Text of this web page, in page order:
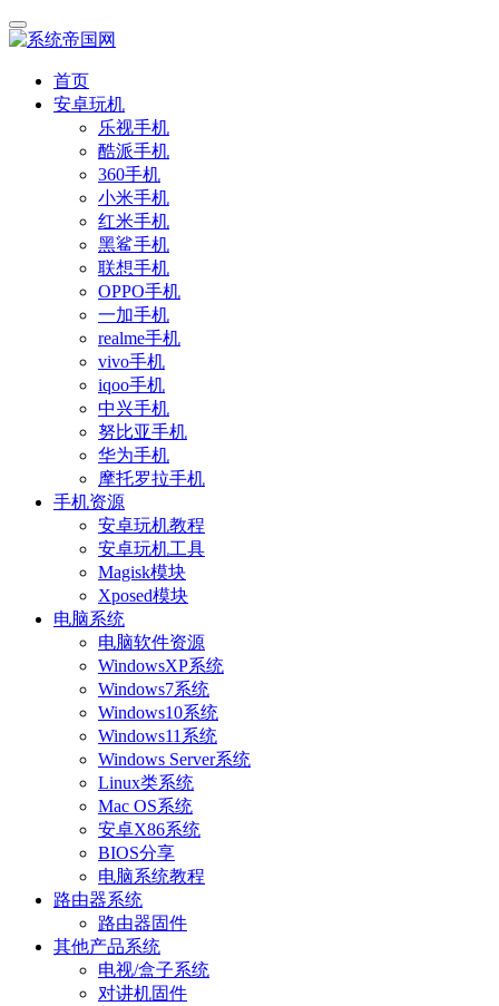
首页
安卓玩机
乐视手机
酷派手机
360手机
小米手机
红米手机
黑鲨手机
联想手机
OPPO手机
一加手机
realme手机
vivo手机
iqoo手机
中兴手机
努比亚手机
华为手机
摩托罗拉手机
手机资源
安卓玩机教程
安卓玩机工具
Magisk模块
Xposed模块
电脑系统
电脑软件资源
WindowsXP系统
Windows7系统
Windows10系统
Windows11系统
Windows Server系统
Linux类系统
Mac OS系统
安卓X86系统
BIOS分享
电脑系统教程
路由器系统
路由器固件
其他产品系统
电视/盒子系统
对讲机固件